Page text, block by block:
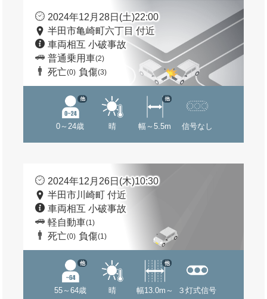
2024年12月28日(土)22:00
半田市亀崎町六丁目 付近
車両相互 小破事故
普通乗用車(2)
死亡(0) 負傷(3)
0～24歳
他
晴 幅～5.5m
他
信号なし
2024年12月26日(木)10:30
半田市川崎町 付近
車両相互 小破事故
軽自動車(1)
死亡(0) 負傷(1)
55～64歳
他
晴 幅13.0m～
他
３灯式信号